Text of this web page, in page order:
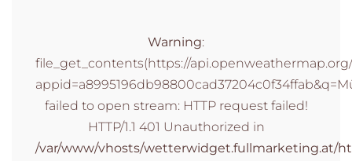
Warning:
file_get_contents(https://
failed to open stream: HTTP request failed!
HTTP/1.1 401 Unauthorized in
/var/www/vhosts/wetterwidget.fullmarketing.at/